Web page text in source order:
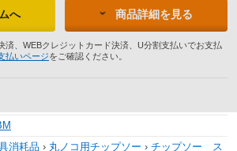
へ 商品詳細を見る
済、WEBクレジットカード決済、U分割支払いでお支払
払いページをご確認ください。
消耗品 › 丸ノコ用チップソー › チップソー ス